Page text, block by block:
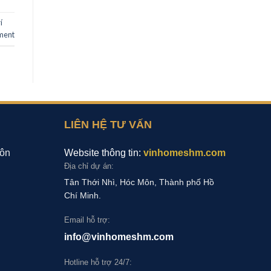
LIÊN HỆ TƯ VẤN
Website thông tin: vinhomeshm.com
Địa chỉ dự án:
Tân Thới Nhì, Hóc Môn, Thành phố Hồ
Chí Minh.
Email hỗ trợ:
info@vinhomeshm.com
Hotline hỗ trợ 24/7: